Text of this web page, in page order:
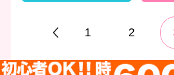
1 2